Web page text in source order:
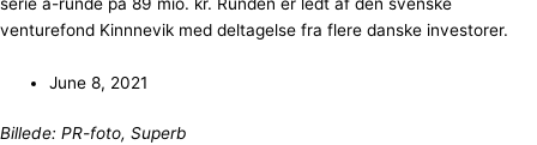
venturefond Kinnnevik med deltagelse fra flere danske investorer.
June 8, 2021
Billede: PR-foto, Superb